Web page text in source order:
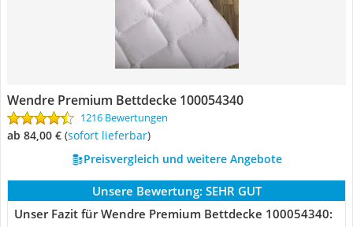
Wendre Premium Bettdecke 100054340
1216 Bewertungen
ab 84,00 € ( Sofort lieferbar)
Preisvergleich und weitere Angebote
Unsere Bewertung: SEHR GUT
Unser Fazit für Wendre Premium Bettdecke 100054340: